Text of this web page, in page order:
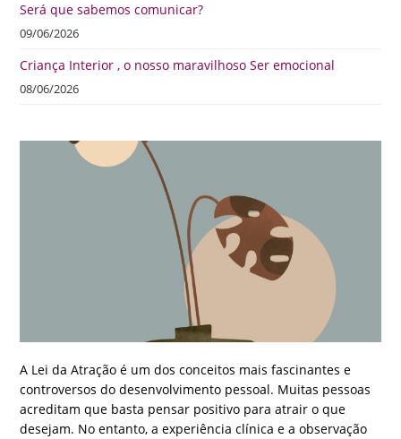
Será que sabemos comunicar?
09/06/2026
Criança Interior , o nosso maravilhoso Ser emocional
08/06/2026
A Lei da Atração é um dos conceitos mais fascinantes e
controversos do desenvolvimento pessoal. Muitas pessoas
acreditam que basta pensar positivo para atrair o que
desejam. No entanto, a experiência clínica e a observação